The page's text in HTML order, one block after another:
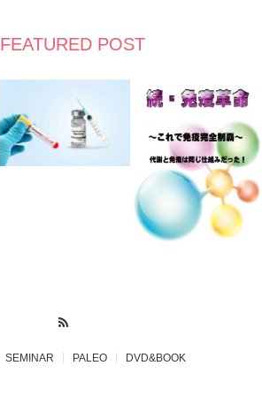
FEATURED POST
SEMINAR PALEO DVD&BOOK